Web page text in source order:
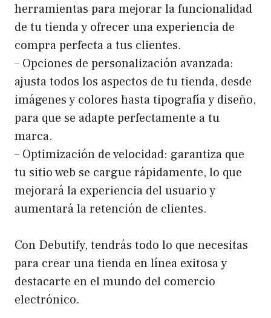
herramientas para mejorar la funcionalidad
de tu tienda y ofrecer una experiencia de
compra perfecta a tus clientes.
– Opciones de personalización avanzada:
ajusta todos los aspectos de tu tienda, desde
imágenes y colores hasta tipografía y diseño,
para que se adapte perfectamente a tu
marca.
– Optimización de velocidad: garantiza que
tu sitio web se cargue rápidamente, lo que
mejorará la experiencia del usuario y
aumentará la retención de clientes.
Con Debutify, tendrás todo lo que necesitas
para crear una tienda en línea exitosa y
destacarte en el mundo del comercio
electrónico.